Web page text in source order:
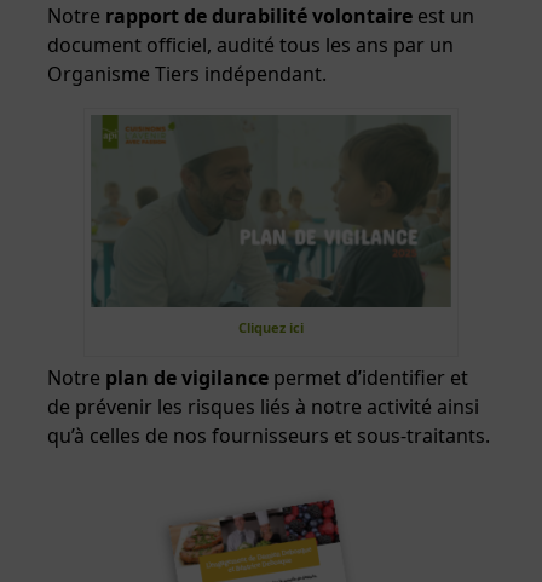
Notre rapport de durabilité volontaire est un
document officiel, audité tous les ans par un
Organisme Tiers indépendant.
Cliquez ici
Notre plan de vigilance permet d’identifier et
de prévenir les risques liés à notre activité ainsi
qu’à celles de nos fournisseurs et sous-traitants.